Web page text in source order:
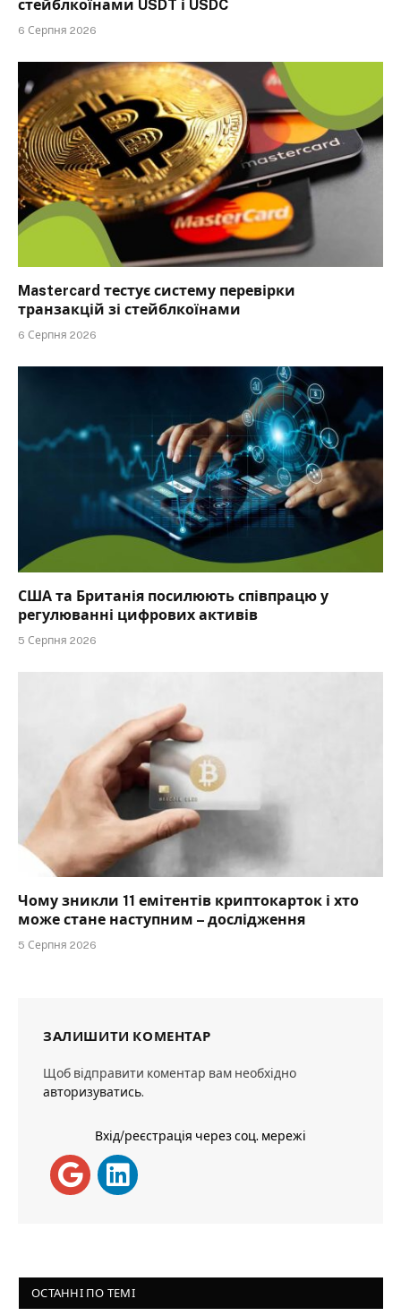
стейблкоїнами USDT і USDC
6 Серпня 2026
Mastercard тестує систему перевірки
транзакцій зі стейблкоїнами
6 Серпня 2026
США та Британія посилюють співпрацю у
регулюванні цифрових активів
5 Серпня 2026
Чому зникли 11 емітентів криптокарток і хто
може стане наступним – дослідження
5 Серпня 2026
ЗАЛИШИТИ КОМЕНТАР
Щоб відправити коментар вам необхідно
авторизуватись.
Вхід/реєстрація через соц. мережі
ОСТАННІ ПО ТЕМІ